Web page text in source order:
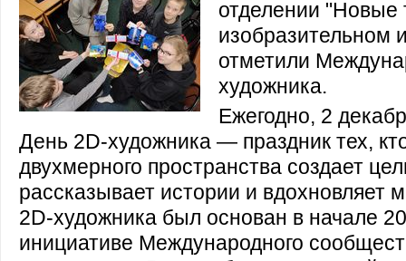
отделении "Новые
изобразительном
отметили
художника.
Ежегодно, 2
День 2D-художника — праздник тех,
двухмерного пространства создает
рассказывает истории и вдохновляет
2D-художника был основан в начале
инициативе Международного